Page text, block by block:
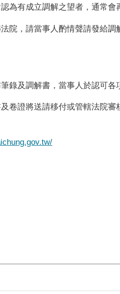
為有成立調解之望者，通常會
院，請當事人酌情聲請發給
錄及調解書，當事人於認可各
卷證將送請移付或管轄法院